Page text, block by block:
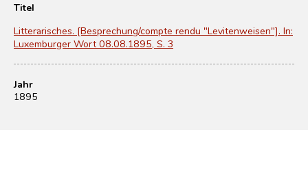
Titel
Litterarisches. [Besprechung/compte rendu "Levitenweisen"]. In:
Luxemburger Wort 08.08.1895, S. 3
Jahr
1895